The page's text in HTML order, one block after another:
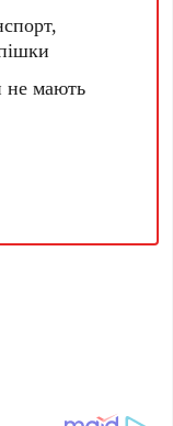
не мають